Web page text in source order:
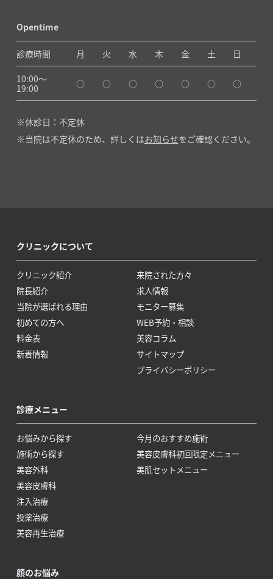
Opentime
診療時間 月 火 水 木 金 土 日
10:00〜
19:00
○ ○ ○ ○ ○ ○ ○
休診日：不定休
当院は不定休のため、詳しくはお知らせをご確認ください。
クリニックについて
クリニック紹介
院長紹介
当院が選ばれる理由
初めての方へ
料金表
新着情報
来院された方々
求人情報
モニター募集
WEB予約・相談
美容コラム
サイトマップ
プライバシーポリシー
診療メニュー
お悩みから探す
施術から探す
美容外科
美容皮膚科
注入治療
投薬治療
美容再生治療
今月のおすすめ施術
美容皮膚科初回限定メニュー
美肌セットメニュー
顔のお悩み